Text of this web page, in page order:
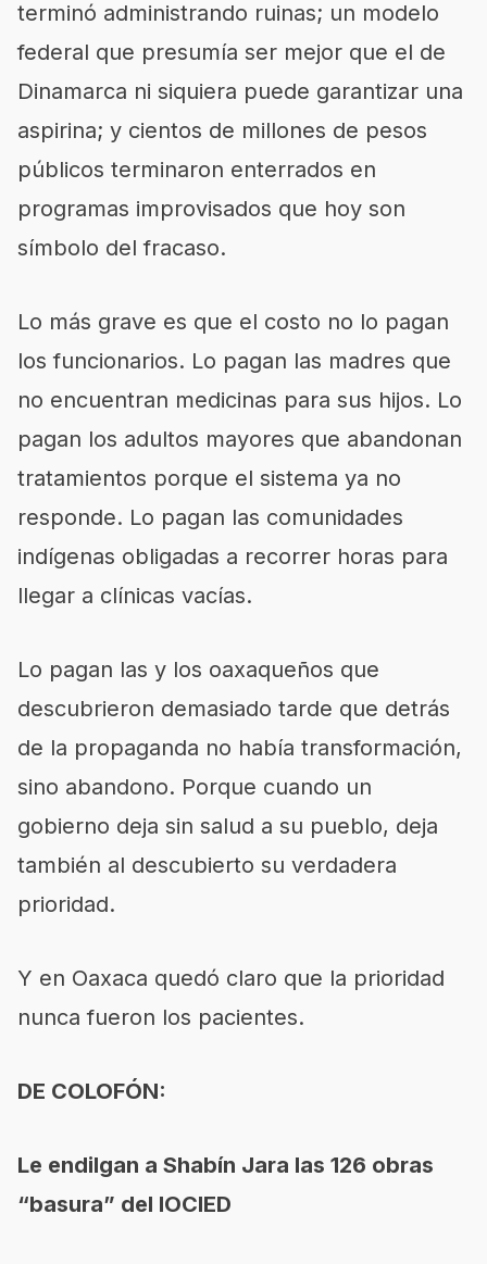
terminó administrando ruinas; un modelo
federal que presumía ser mejor que el de
Dinamarca ni siquiera puede garantizar una
aspirina; y cientos de millones de pesos
públicos terminaron enterrados en
programas improvisados que hoy son
símbolo del fracaso.
Lo más grave es que el costo no lo pagan
los funcionarios. Lo pagan las madres que
no encuentran medicinas para sus hijos. Lo
pagan los adultos mayores que abandonan
tratamientos porque el sistema ya no
responde. Lo pagan las comunidades
indígenas obligadas a recorrer horas para
llegar a clínicas vacías.
Lo pagan las y los oaxaqueños que
descubrieron demasiado tarde que detrás
de la propaganda no había transformación,
sino abandono. Porque cuando un
gobierno deja sin salud a su pueblo, deja
también al descubierto su verdadera
prioridad.
Y en Oaxaca quedó claro que la prioridad
nunca fueron los pacientes.
DE COLOFÓN:
Le endilgan a Shabín Jara las 126 obras
“basura” del IOCIED